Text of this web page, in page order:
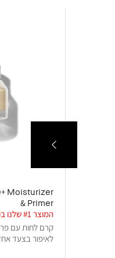
Moisturizer
& Primer
המוצר #1 שלנו בפורמולה חדשה
קרם לחות עם
לאיפור בצעד